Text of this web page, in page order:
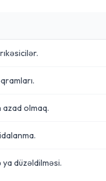
azad olmaq.
düzəldilməsi.